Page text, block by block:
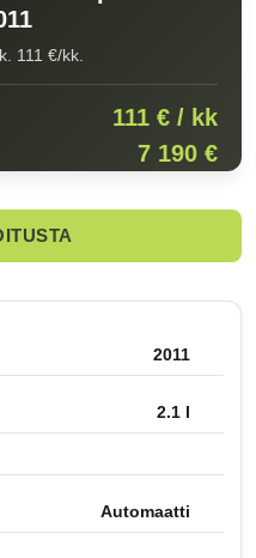
111 €/kk.
111 € / kk
7 190 €
2011
2.1 l
Automaatti